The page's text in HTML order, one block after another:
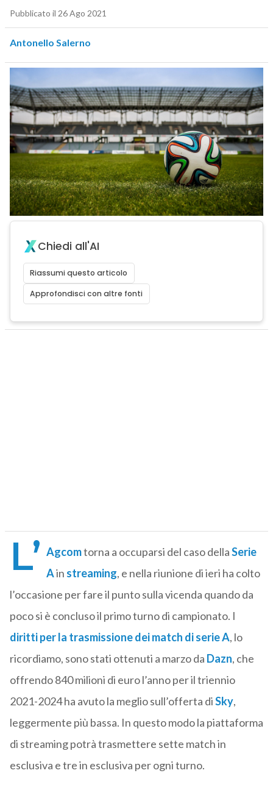
Pubblicato il 26 Ago 2021
Antonello Salerno
Chiedi all'AI
Riassumi questo articolo
Approfondisci con altre fonti
L’ Agcomtorna a occuparsi del caso dellaSerie
Ain streaming, e nella riunione di ieri ha colto
l’occasione per fare il punto sulla vicenda quando da
poco si è concluso il primo turno di campionato. I
diritti per la trasmissione dei match di serie A, lo
ricordiamo, sono stati ottenuti a marzo da Dazn, che
offrendo 840 milioni di euro l’anno per il triennio
2021-2024 ha avuto la meglio sull’offerta diSky,
leggermente più bassa. In questo modo la piattaforma
di streaming potrà trasmettere sette match in
esclusiva e tre in esclusiva per ogni turno.